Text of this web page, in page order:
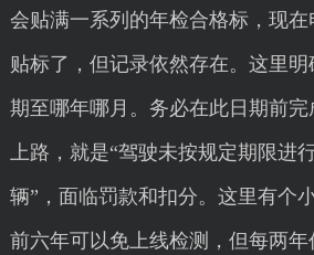
会贴满一系列的年检合格标，现
贴标了，但记录依然存在。这里
期至哪年哪月。务必在此日期前
上路，就是“驾驶未按规定期限进
辆”，面临罚款和扣分。这里有个
前六年可以免上线检测，但每两年